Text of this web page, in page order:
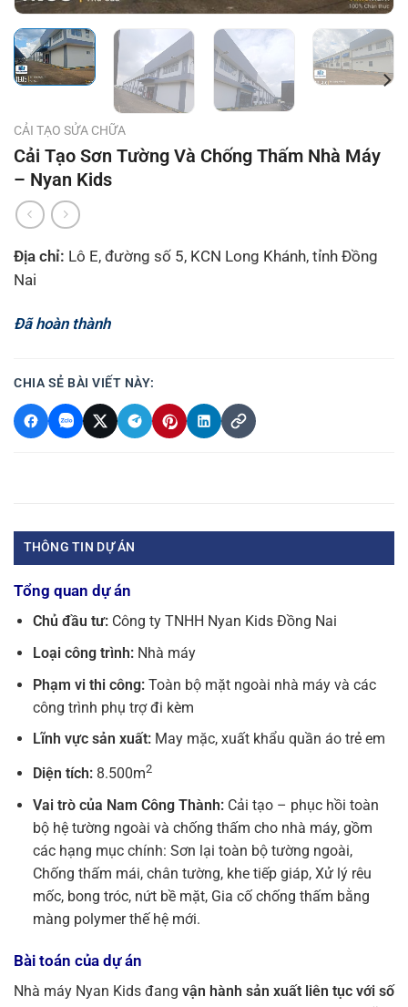
CẢI TẠO SỬA CHỮA
Cải Tạo Sơn Tường Và Chống Thấm Nhà Máy
– Nyan Kids
Địa chỉ: Lô E, đường số 5, KCN Long Khánh, tỉnh Đồng
Nai
Đã hoàn thành
CHIA SẺ BÀI VIẾT NÀY:
THÔNG TIN DỰ ÁN
Tổng quan dự án
Chủ đầu tư:Công ty TNHH Nyan Kids Đồng Nai
Loại công trình:Nhà máy
Phạm vi thi công:Toàn bộ mặt ngoài nhà máy và các
công trình phụ trợ đi kèm
Lĩnh vực sản xuất:May mặc, xuất khẩu quần áo trẻ em
Diện tích:8.500m2
Vai trò của Nam Công Thành:Cải tạo – phục hồi toàn
bộ hệ tường ngoài và chống thấm cho nhà máy, gồm
các hạng mục chính: Sơn lại toàn bộ tường ngoài,
Chống thấm mái, chân tường, khe tiếp giáp, Xử lý rêu
mốc, bong tróc, nứt bề mặt, Gia cố chống thấm bằng
màng polymer thế hệ mới.
Bài toán của dự án
Nhà máy Nyan Kids đang vận hành sản xuất liên tục với số